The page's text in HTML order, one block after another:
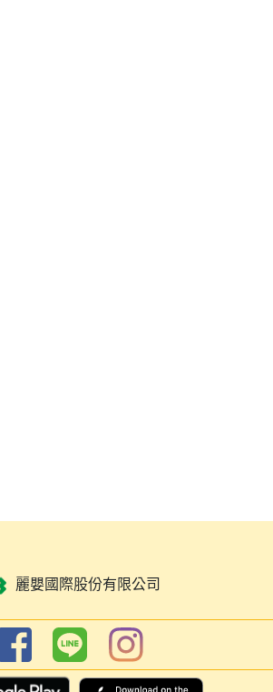
麗嬰國際股份有限公司